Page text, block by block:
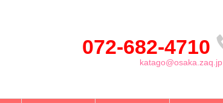
072-682-4710
katago@osaka.zaq.jp